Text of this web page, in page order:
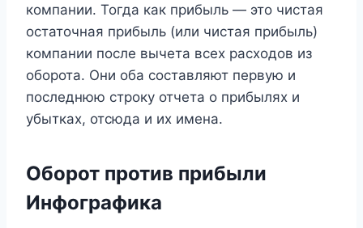
компании. Тогда как прибыль — это чистая
остаточная прибыль (или чистая прибыль)
компании после вычета всех расходов из
оборота. Они оба составляют первую и
последнюю строку отчета о прибылях и
убытках, отсюда и их имена.
Оборот против прибыли
Инфографика